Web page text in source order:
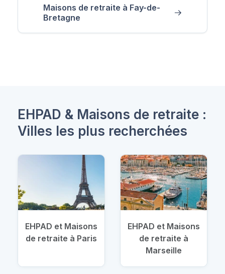
Maisons de retraite à Fay-de-
Bretagne
EHPAD & Maisons de retraite :
Villes les plus recherchées
EHPAD et Maisons
de retraite à Paris
EHPAD et Maisons
de retraite à
Marseille